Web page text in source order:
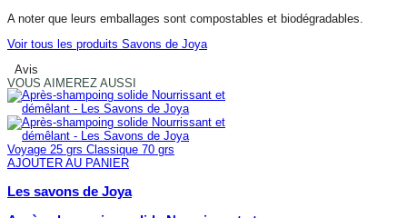
A noter que leurs emballages sont compostables et biodégradables.
Voir tous les produits Savons de Joya
Avis
VOUS AIMEREZ AUSSI
Voyage 25 grs Classique 70 grs
AJOUTER AU PANIER
Les savons de Joya